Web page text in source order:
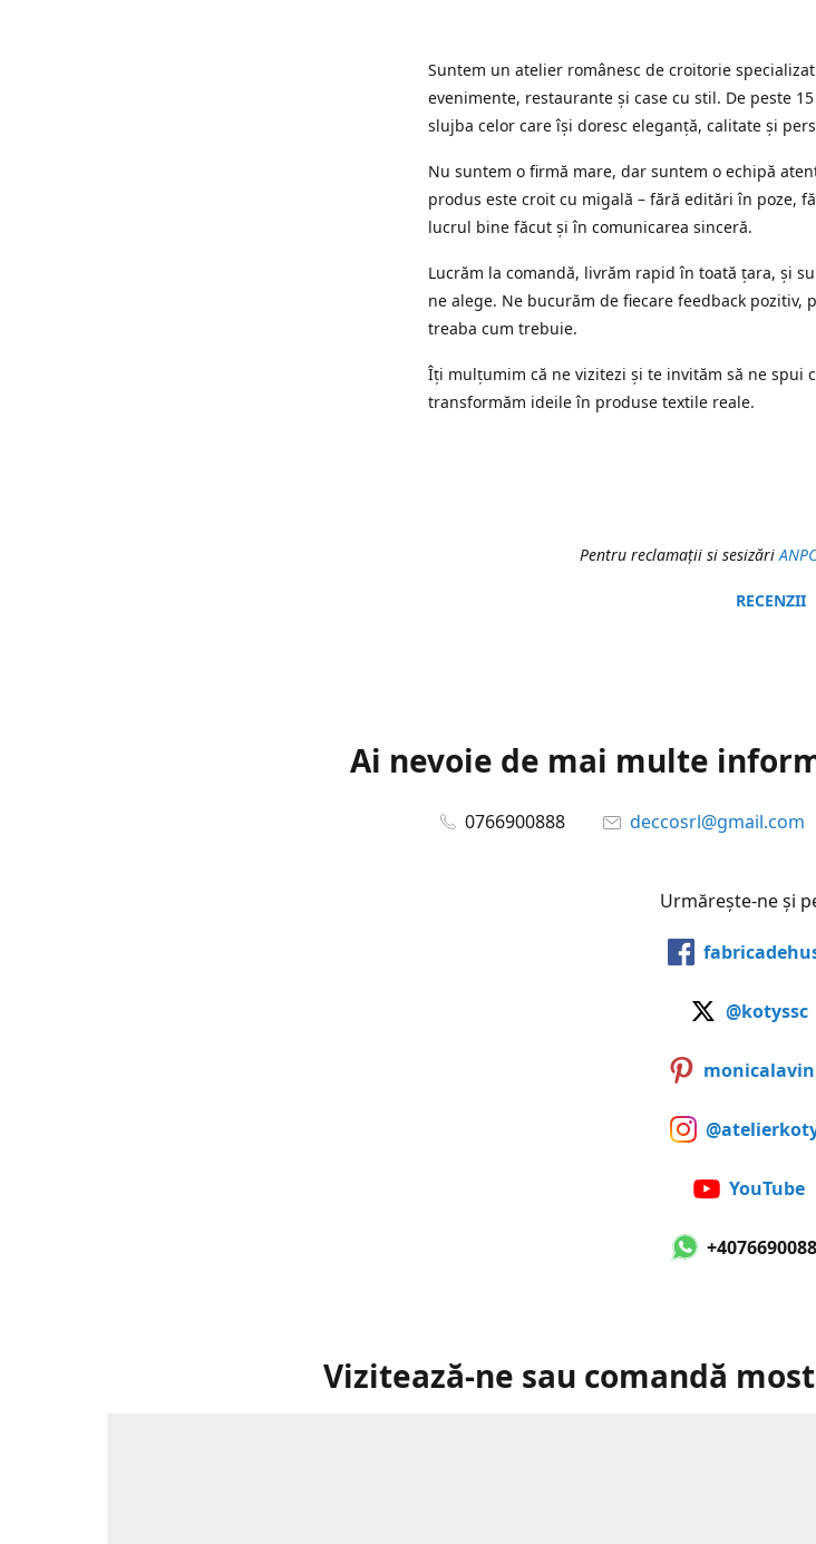
Suntem un atelier românesc de croitorie
evenimente, restaurante și case cu stil. De peste
slujba celor care își doresc eleganță, calitate și
Nu suntem o firmă mare, dar suntem o echipă
produs este croit cu migală – fără editări în poze,
lucrul bine făcut și în comunicarea sinceră.
Lucrăm la comandă, livrăm rapid în toată țara, și
ne alege. Ne bucurăm de fiecare feedback pozitiv,
treaba cum trebuie.
Îți mulțumim că ne vizitezi și te invităm să ne spui
transformăm ideile în produse textile reale.
Pentru reclamaţii si sesizăriANPC
RECENZII
Ai nevoie de mai multe
0766900888 deccosrl@gmail.com
Urmărește-ne și
@kotyssc
YouTube
Vizitează-ne sau comandă